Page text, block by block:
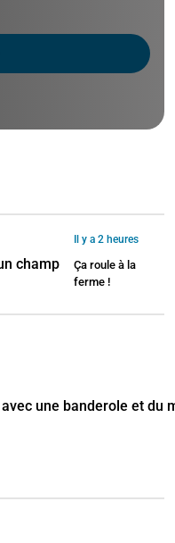
Il y a 2 heures
Ça roule à la
ferme !